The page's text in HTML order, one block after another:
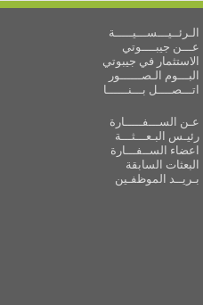
الـرئــيـــســـيـــــة
عـــن جيبــــوتي
الاستثمار في جيبوتي
البـــوم الـصــــــور
اتـــصــــل بـــنــــــا
عـن الســـفـــــارة
رئيـس البـعـــثـــة
اعضاء الســفـــارة
البعثات السابقة
بـريــد الموظفـين